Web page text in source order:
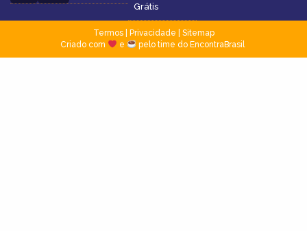
Grátis
Termos| Privacidade
Sitemap
Criado com
e pelo time do EncontraBrasil